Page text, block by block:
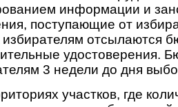
информации и
поступающие от
избирателям отсылаются
удостоверения.
3 недели до дня
участков, где